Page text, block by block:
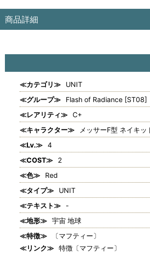
商品詳細
≪カテゴリ≫
UNIT
≪グループ≫
Flash of Radiance [ST08]
≪レアリティ≫ C+
≪キャラクター≫
メッサーF型 ネイキッ
≪Lv.≫ 4
≪COST≫
2
≪色≫
Red
≪タイプ≫
UNIT
≪テキスト≫
-
≪地形≫ 宇宙 地球
≪特徴≫
〔マフティー〕
≪リンク≫ 特徴〔マフティー〕